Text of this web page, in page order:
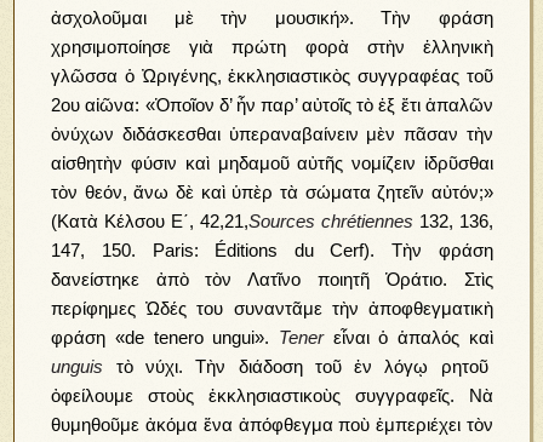
ἀσχολοῦμαι μὲ τὴν μουσική». Τὴν φράση
χρησιμοποίησε γιὰ πρώτη φορὰ στὴν ἑλληνικὴ
γλῶσσα ὁ Ὠριγένης, ἐκκλησιαστικὸς συγγραφέας τοῦ
2ου αἰῶνα: «Ὁποῖον δ’ ἦν παρ’ αὐτοῖς τὸ ἐξ ἔτι ἁπαλῶν
ὀνύχων διδάσκεσθαι ὑπεραναβαίνειν μὲν πᾶσαν τὴν
αἰσθητὴν φύσιν καὶ μηδαμοῦ αὐτῆς νομίζειν ἱδρῦσθαι
τὸν θεόν, ἄνω δὲ καὶ ὑπὲρ τὰ σώματα ζητεῖν αὐτόν;»
(Κατὰ Κέλσου Ε΄, 42,21,Sources chrétiennes 132, 136,
147, 150. Paris: Éditions du Cerf). Τὴν φράση
δανείστηκε ἀπὸ τὸν Λατῖνο ποιητῆ Ὁράτιο. Στὶς
περίφημες Ὠδές του συναντᾶμε τὴν ἀποφθεγματικὴ
φράση «de tenero ungui». Tenerεἶναι ὁ ἁπαλός καὶ
unguis τὸ νύχι. Τὴν διάδοση τοῦ ἐν λόγῳ ρητοῦ
ὀφείλουμε στοὺς ἐκκλησιαστικοὺς συγγραφεῖς. Νὰ
θυμηθοῦμε ἀκόμα ἕνα ἀπόφθεγμα ποὺ ἐμπεριέχει τὸν